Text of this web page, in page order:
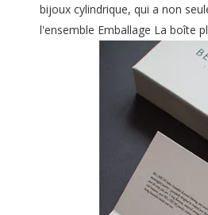
bijoux cylindrique, qui a non
l'ensemble Emballage La boîte